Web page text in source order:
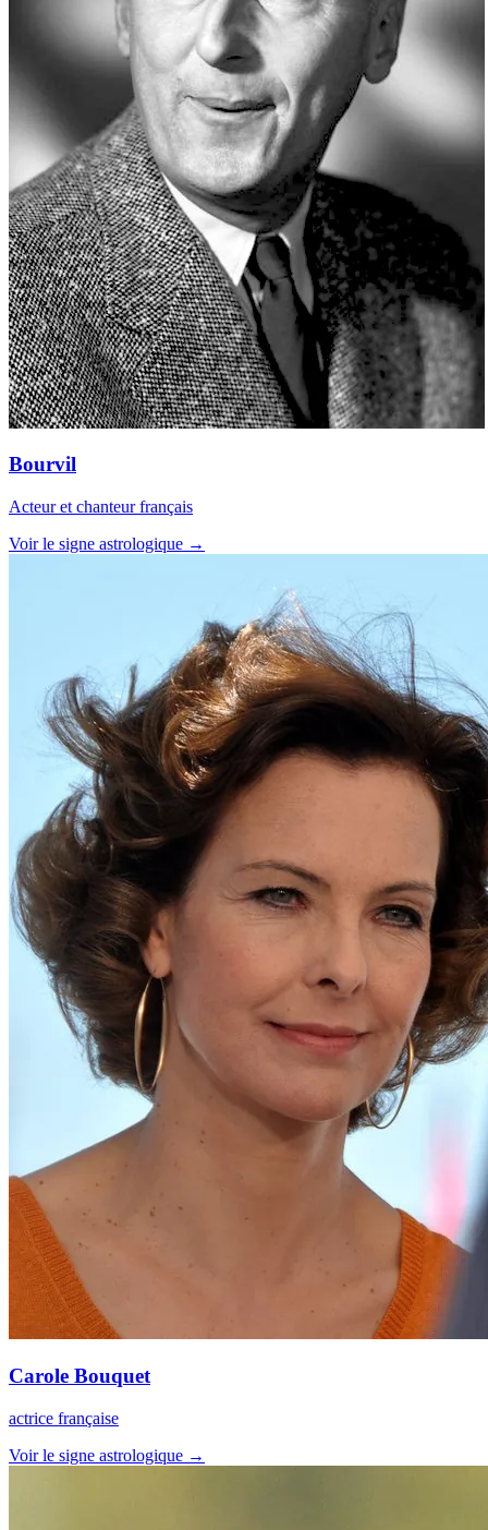
Bourvil
Acteur et chanteur français
Voir le signe astrologique →
Carole Bouquet
actrice française
Voir le signe astrologique →